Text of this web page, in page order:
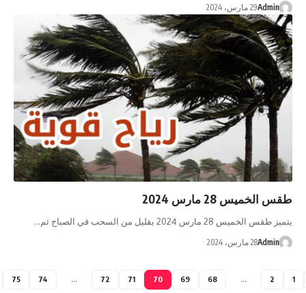
29 مارس، 2024
28 مارس 2024
28 مارس 2024 بقليل من السحب في الصباح ثم…
28 مارس، 2024
…
68
69
70
71
72
…
74
75